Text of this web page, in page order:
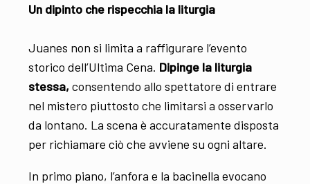
Un dipinto che rispecchia la liturgia
Juanes non si limita a raffigurare l’evento
storico dell’Ultima Cena. Dipinge la liturgia
stessa, consentendo allo spettatore di entrare
nel mistero piuttosto che limitarsi a osservarlo
da lontano. La scena è accuratamente disposta
per richiamare ciò che avviene su ogni altare.
In primo piano, l’anfora e la bacinella evocano